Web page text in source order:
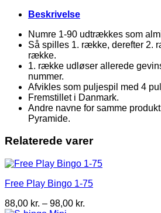
Beskrivelse
Numre 1-90 udtrækkes som
Så spilles 1. række, derefter 2.
række.
1. række udløser allerede
nummer.
Afvikles som puljespil med 4
Fremstillet i Danmark.
Andre navne for samme
Pyramide.
Relaterede varer
Free Play Bingo 1-75
88,00 kr. – 98,00 kr.